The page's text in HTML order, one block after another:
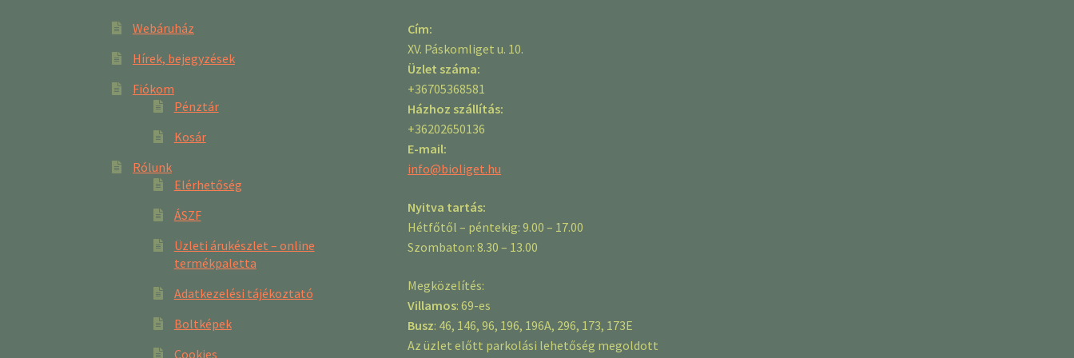
Webáruház
Hírek, bejegyzések
Fiókom
Pénztár
Kosár
Rólunk
Elérhetőség
ÁSZF
Üzleti árukészlet – online
termékpaletta
Adatkezelési tájékoztató
Boltképek
Cookies
Cím:
XV. Páskomliget u. 10.
Üzlet száma:
+36705368581
Házhoz szállítás:
+36202650136
E-mail:
info@bioliget.hu
Nyitva tartás:
Hétfőtől – péntekig: 9.00 – 17.00
Szombaton: 8.30 – 13.00
Megközelítés:
Villamos: 69-es
Busz: 46, 146, 96, 196, 196A, 296, 173, 173E
Az üzlet előtt parkolási lehetőség megoldott